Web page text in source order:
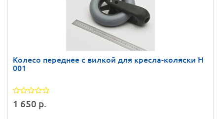
Колесо переднее с вилкой для кресла-коляски Н
001
1 650 р.